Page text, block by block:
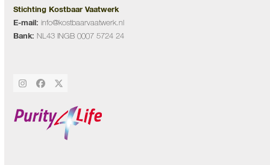
Stichting Kostbaar Vaatwerk
E-mail: info@kostbaarvaatwerk.nl
Bank: NL43 INGB 0007 5724 24
Instagram
Facebook
Twitter